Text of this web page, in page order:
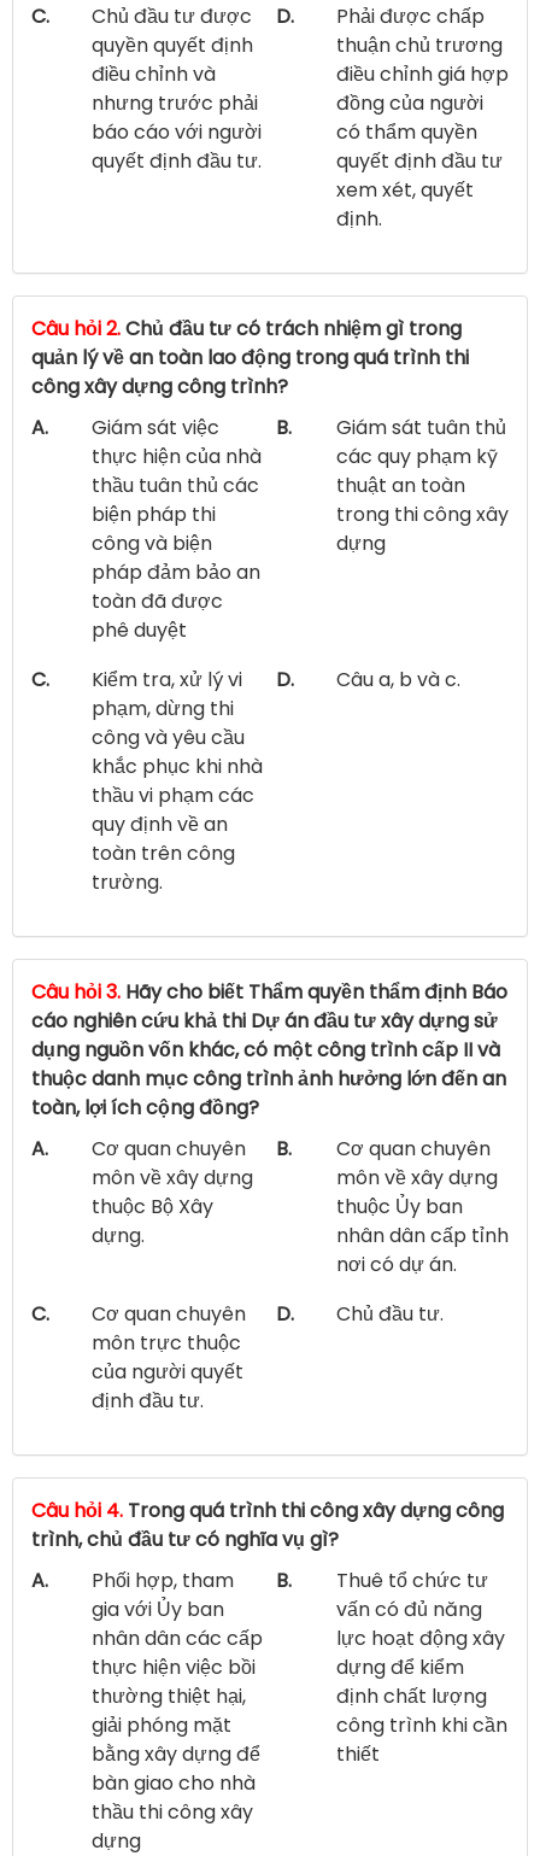
C.
Chủ đầu tư được
quyền quyết định
điều chỉnh và
nhưng trước phải
báo cáo với người
quyết định đầu tư.
D.
Phải được chấp
thuận chủ trương
điều chỉnh giá hợp
đồng của người
có thẩm quyền
quyết định đầu tư
xem xét, quyết
định.
Câu hỏi 2.Chủ đầu tư có trách nhiệm gì trong
quản lý về an toàn lao động trong quá trình thi
công xây dựng công trình?
A.
Giám sát việc
thực hiện của nhà
thầu tuân thủ các
biện pháp thi
công và biện
pháp đảm bảo an
toàn đã được
phê duyệt
B.
Giám sát tuân thủ
các quy phạm kỹ
thuật an toàn
trong thi công xây
dựng
C.
Kiểm tra, xử lý vi
phạm, dừng thi
công và yêu cầu
khắc phục khi nhà
thầu vi phạm các
quy định về an
toàn trên công
trường.
D. Câu a, b và c.
Câu hỏi 3. Hãy cho biết Thẩm quyền thẩm định Báo
cáo nghiên cứu khả thi Dự án đầu tư xây dựng sử
dụng nguồn vốn khác, có một công trình cấp II và
thuộc danh mục công trình ảnh hưởng lớn đến an
toàn, lợi ích cộng đồng?
A.
Cơ quan chuyên
môn về xây dựng
thuộc Bộ Xây
dựng.
B.
Cơ quan chuyên
môn về xây dựng
thuộc Ủy ban
nhân dân cấp tỉnh
nơi có dự án.
C.
Cơ quan chuyên
môn trực thuộc
của người quyết
định đầu tư.
D. Chủ đầu tư.
Câu hỏi 4. Trong quá trình thi công xây dựng công
trình, chủ đầu tư có nghĩa vụ gì?
A.
Phối hợp, tham
gia với Ủy ban
nhân dân các cấp
thực hiện việc bồi
thường thiệt hại,
giải phóng mặt
bằng xây dựng để
bàn giao cho nhà
thầu thi công xây
dựng
B.
Thuê tổ chức tư
vấn có đủ năng
lực hoạt động xây
dựng để kiểm
định chất lượng
công trình khi cần
thiết